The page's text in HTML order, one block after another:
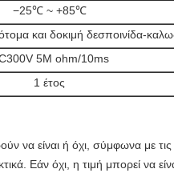
−25℃ ~ +85℃
και δοκιμή δεσποινίδα-
5M ohm/10ms
1 έτος
να είναι ή όχι, σύμφωνα με τις
Εάν όχι, η τιμή μπορεί να